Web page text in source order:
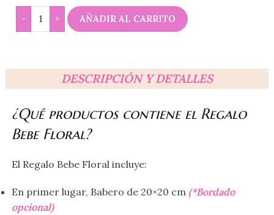
- + AÑADIR AL CARRITO
DESCRIPCIÓN Y DETALLES
¿Qué productos contiene el Regalo
Bebe Floral?
El Regalo Bebe Floral incluye:
En primer lugar, Babero de 20×20 cm (*Bordado
opcional)